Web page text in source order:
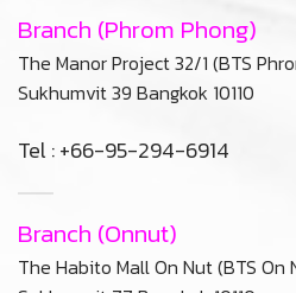
Branch (Phrom Phong)
The Manor Project 32/1 (BTS
Sukhumvit 39 Bangkok 10110
Tel : +66-95-294-6914
Branch (Onnut)
The Habito Mall On Nut (BTS On